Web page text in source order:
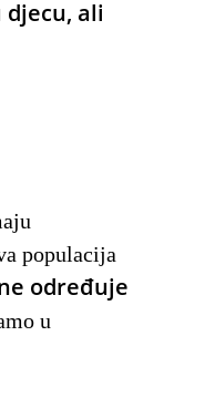
ali
populacija
određuje
u